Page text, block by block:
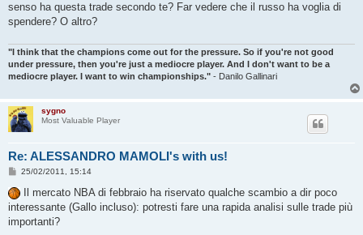
senso ha questa trade secondo te? Far vedere che il russo ha voglia di
spendere? O altro?
"I think that the champions come out for the pressure. So if you're not good
under pressure, then you're just a mediocre player. And I don't want to be a
mediocre player. I want to win championships." - Danilo Gallinari
sygno
Most Valuable Player
Re: ALESSANDRO MAMOLI's with us!
M
s
s
a
g
g
25/02/2011, 15:14
Il mercato NBA di febbraio ha riservato qualche scambio a dir poco
interessante (Gallo incluso): potresti fare una rapida analisi sulle trade più
importanti?